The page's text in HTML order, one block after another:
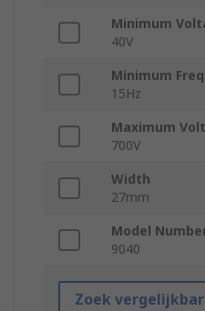
Minimum
40V
Minimum
15Hz
Maximum
700V
Width
27mm
Model
9040
Zoek